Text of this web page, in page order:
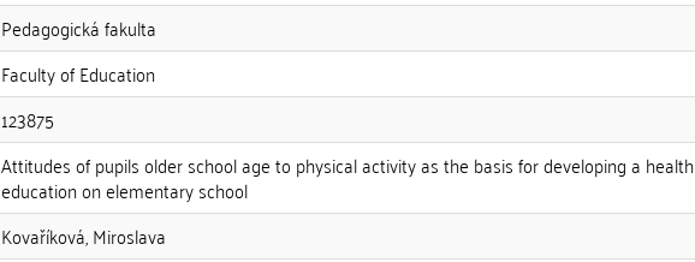
Pedagogická fakulta
Faculty of Education
123875
Attitudes of pupils older school age to physical activity as the basis for developing a health
education on elementary school
Kovaříková, Miroslava